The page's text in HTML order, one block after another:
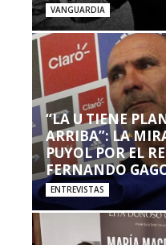
VANGUARDIA
“LA U TIENE
ARRIBA”: LA
PUYOL POR EL
FERNANDO
ENTREVISTAS